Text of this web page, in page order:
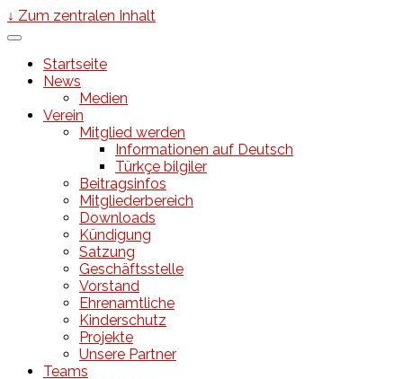
↓ Zum zentralen Inhalt
Startseite
News
Medien
Verein
Mitglied werden
Informationen auf Deutsch
Türkçe bilgiler
Beitragsinfos
Mitgliederbereich
Downloads
Kündigung
Satzung
Geschäftsstelle
Vorstand
Ehrenamtliche
Kinderschutz
Projekte
Unsere Partner
Teams